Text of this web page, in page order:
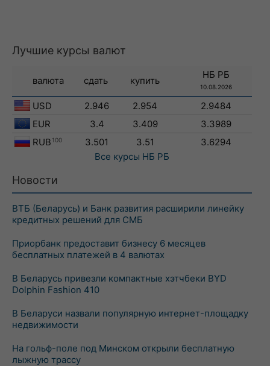
Лучшие курсы валют
валюта сдать купить
НБ РБ
10.08.2026
USD 2.946 2.954
2.9484
EUR
3.4 3.409
3.3989
RUB 100 3.501 3.51
3.6294
Все курсы НБ РБ
Новости
ВТБ (Беларусь) и Банк развития расширили линейку
кредитных решений для СМБ
Приорбанк предоставит бизнесу 6 месяцев
бесплатных платежей в 4 валютах
В Беларусь привезли компактные хэтчбеки BYD
Dolphin Fashion 410
В Беларуси назвали популярную интернет-площадку
недвижимости
На гольф-поле под Минском открыли бесплатную
лыжную трассу